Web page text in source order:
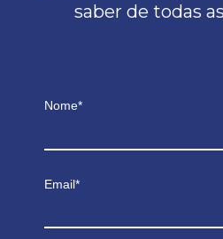
saber de todas
Nome*
Email*